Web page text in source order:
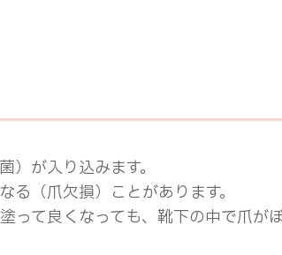
が入り込みます。
（爪欠損）ことがあります。
って良くなっても、靴下の中で爪が